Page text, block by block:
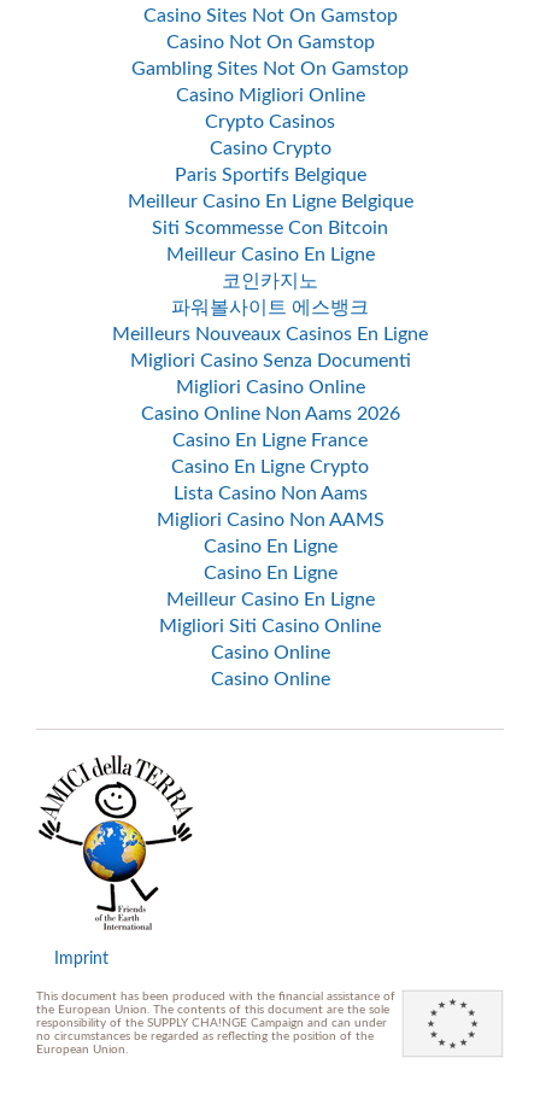
Casino Sites Not On Gamstop
Casino Not On Gamstop
Gambling Sites Not On Gamstop
Casino Migliori Online
Crypto Casinos
Casino Crypto
Paris Sportifs Belgique
Meilleur Casino En Ligne Belgique
Siti Scommesse Con Bitcoin
Meilleur Casino En Ligne
코인카지노
파워볼사이트 에스뱅크
Meilleurs Nouveaux Casinos En Ligne
Migliori Casino Senza Documenti
Migliori Casino Online
Casino Online Non Aams 2026
Casino En Ligne France
Casino En Ligne Crypto
Lista Casino Non Aams
Migliori Casino Non AAMS
Casino En Ligne
Casino En Ligne
Meilleur Casino En Ligne
Migliori Siti Casino Online
Casino Online
Casino Online
Imprint
This document has been produced with the financial assistance of
the European Union. The contents of this document are the sole
responsibility of the SUPPLY CHA!NGE Campaign and can under
no circumstances be regarded as reflecting the position of the
European Union.